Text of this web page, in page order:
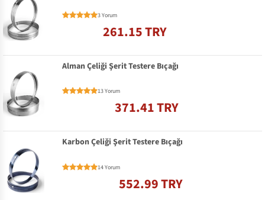
3 Yorum
261.15 TRY
Alman Çeliği Şerit Testere Bıçağı
13 Yorum
371.41 TRY
Karbon Çeliği Şerit Testere Bıçağı
14 Yorum
552.99 TRY